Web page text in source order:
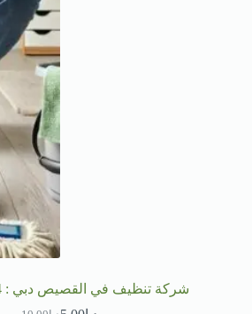
شركة تنظيف في القصيص دبي : 0568950034